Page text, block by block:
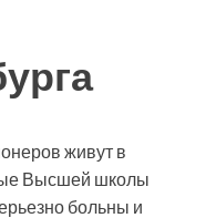
живут в
Высшей школы
больны и